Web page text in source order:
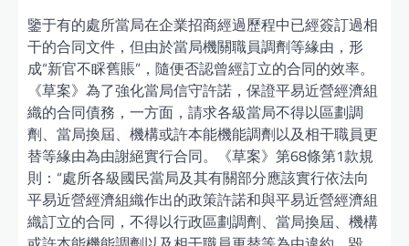
鑒于有的處所當局在企業招商經過歷程中已經簽訂過相
干的合同文件，但由於當局機關職員調劑等緣由，形
成“新官不睬舊賬”，隨便否認曾經訂立的合同的效率。
《草案》為了強化當局信守許諾，保證平易近營經濟組
織的合同債務，一方面，請求各級當局不得以區劃調
劑、當局換屆、機構或許本能機能調劑以及相干職員更
替等緣由為由謝絕實行合同。《草案》第68條第1款規
則：“處所各級國民當局及其有關部分應該實行依法向
平易近營經濟組織作出的政策許諾和與平易近營經濟組
織訂立的合同，不得以行政區劃調劑、當局換屆、機構